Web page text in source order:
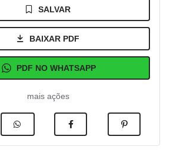
SALVAR
BAIXAR PDF
PDF NO WHATSAPP
mais ações